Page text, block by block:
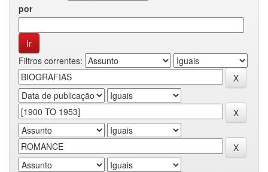
por
Filtros correntes: